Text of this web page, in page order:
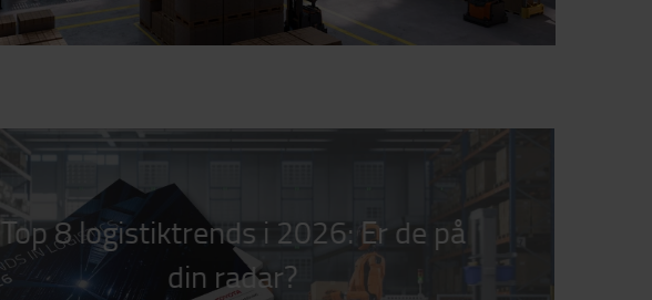
Top 8 logistiktrends i 2026: Er de på
din radar?